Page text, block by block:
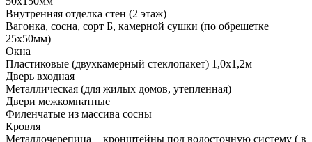
Внутренняя отделка стен (2 этаж)
Вагонка, сосна, сорт Б, камерной сушки (по обрешетке
25х50мм)
Окна
Пластиковые (двухкамерный стеклопакет) 1,0х1,2м
Дверь входная
Металлическая (для жилых домов, утепленная)
Двери межкомнатные
Филенчатые из массива сосны
Кровля
Металлочерепица + кронштейны под водосточную систему ( в